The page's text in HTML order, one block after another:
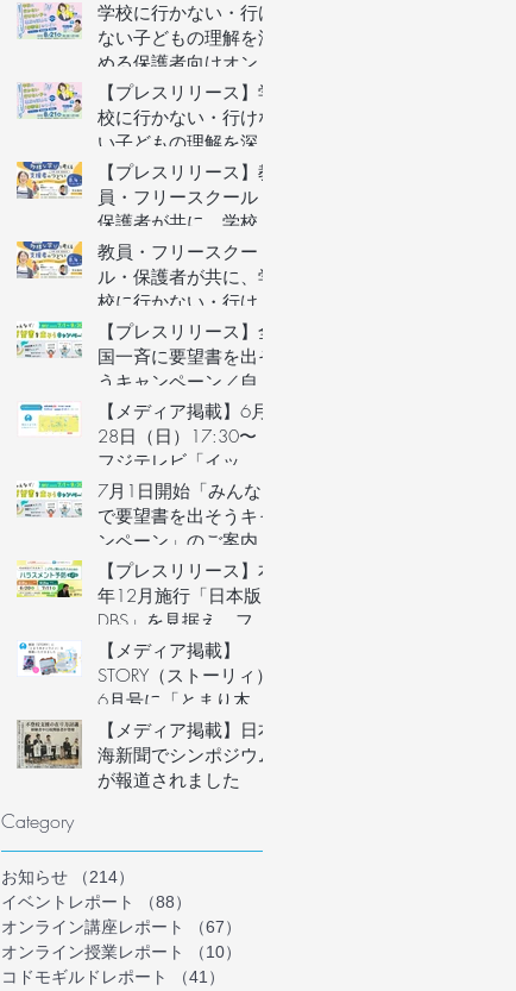
学校に行かない・行け
ない子どもの理解を深
める保護者向けオンラ
インイベントの参加者
を募集します（長野県
主催）
【プレスリリース】学
校に行かない・行けな
い子どもの理解を深め
る保護者向けオンライ
ンイベントを開催
【プレスリリース】教
員・フリースクール・
保護者が共に、学校に
行かない・行けない子
どもの気持ちを理解す
るオンラインイベント
を開催
教員・フリースクー
ル・保護者が共に、学
校に行かない・行けな
い子どもの気持ちを理
解するオンラインイベ
ントの参加者を募集し
ます（長野県主催）
【プレスリリース】全
国一斉に要望書を出そ
うキャンペーン／自治
体予算要望支援AIの利
用権つき！／不登校家
庭への支援制度づくり
へ
【メディア掲載】6月
28日（日）17:30〜
フジテレビ「イッ
ト！」で街のとまり木
が紹介されました！
7月1日開始「みんな
で要望書を出そうキャ
ンペーン」のご案内
&7月3日説明会開催
【プレスリリース】本
年12月施行「日本版
DBS」を見据え、フリ
ースクール運営者など
子どもに関わる大人の
ための「ハラスメント
予防講座」を6月20日
(土)にオンライン開
催。フリースクール等
の安心安全な組織づく
【メディア掲載】
STORY（ストーリィ）
6月号に「とまり木オ
ンライン」を掲載いた
だきました！
【メディア掲載】日本
海新聞でシンポジウム
が報道されました
Category
お知らせ （214）
イベントレポート
（88）
オンライン講座レポート
（67）
オンライン授業レポート
（10）
コドモギルドレポート
（41）